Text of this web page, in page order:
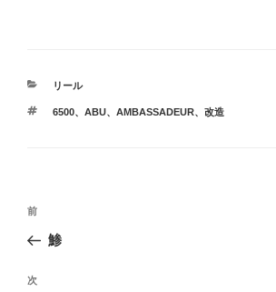
カ
ゴ
リール
タ
6500、 ABU、 AMBASSADEUR、 改造
投
ナ
ビ
前
の
稿
前
鯵
次
次